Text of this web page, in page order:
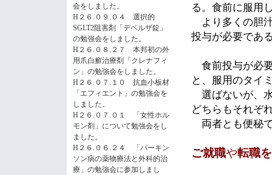
会をしました。
H２６.０９.０４ 選択的
SGLT2阻害剤「デベルザ錠」
の勉強会をしました。
H２６.０８.２７ 本邦初の外
用爪白癬治療剤「クレナフィ
ン」の勉強会をしました。
H２６.０７.１０ 抗血小板材
「エフィエント」の勉強会を
しました。
H２６.０７.０１ 「女性ホル
モン剤」について勉強会をし
ました。
H２６.０６.２４ 「パーキン
ソン病の薬物療法と外科的治
療」の勉強会に参加しまし
る。 食前に服用
より多くの胆
投与が必要であ
食前投与が必
と、服用のタイ
選ばないが、
どちらもそれぞ
両者とも便秘
ご就職や転職